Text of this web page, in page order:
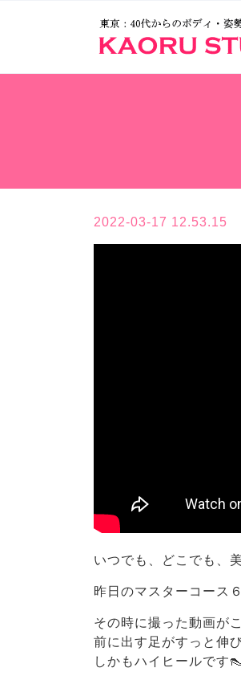
2022-03-17 12.53.15
いつでも、どこでも、
昨日のマスターコース
その時に撮った動画が
前に出す足がすっと伸
しかもハイヒールです👠